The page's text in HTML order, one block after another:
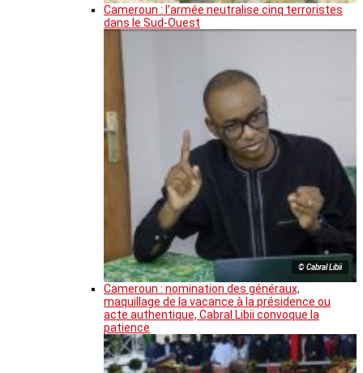
Cameroun : l’armée neutralise cinq terroristes
dans le Sud-Ouest
© Cabral Libii
Cameroun : nomination des généraux,
maquillage de la vacance à la présidence ou
acte authentique, Cabral Libii convoque la
patience